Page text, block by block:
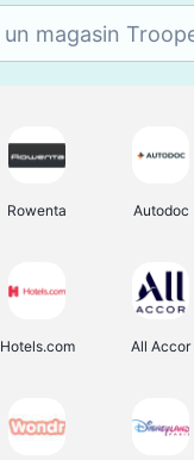
Rowenta Autodoc
Hotels.com All Accor